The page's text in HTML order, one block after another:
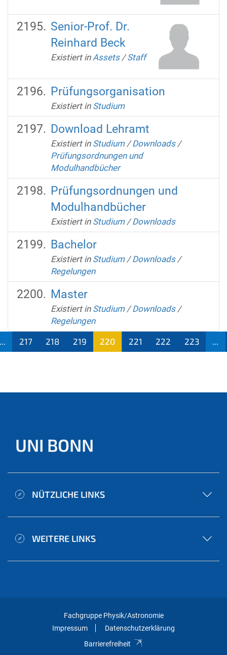
Senior-Prof. Dr.
Reinhard Beck
Existiert in Assets /Staff
Prüfungsorganisation
Existiert in Studium
Download Lehramt
Existiert in Studium /Downloads /
Prüfungsordnungen und
Modulhandbücher
Prüfungsordnungen und
Modulhandbücher
Existiert in Studium /Downloads
Bachelor
Existiert in Studium /Downloads /
Regelungen
Master
Existiert in Studium /Downloads /
Regelungen
217 218 219
220
221 222 223 ...
UNI BONN
NÜTZLICHE LINKS
WEITERE LINKS
Fachgruppe Physik/Astronomie
Impressum
Datenschutzerklärung
Barrierefreiheit